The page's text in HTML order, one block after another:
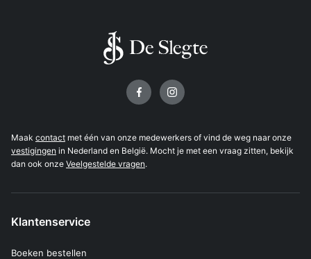
Maak contact met één van onze medewerkers of vind de weg naar onze
vestigingen in Nederland en België. Mocht je met een vraag zitten, bekijk
dan ook onze Veelgestelde vragen.
Klantenservice
Boeken bestellen